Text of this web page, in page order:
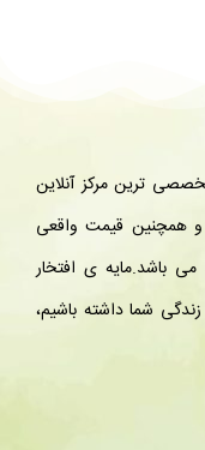
ترین مرکز آنلاین
و همچنین قیمت واقعی
باشد.مایه ی افتخار
شما داشته باشیم،